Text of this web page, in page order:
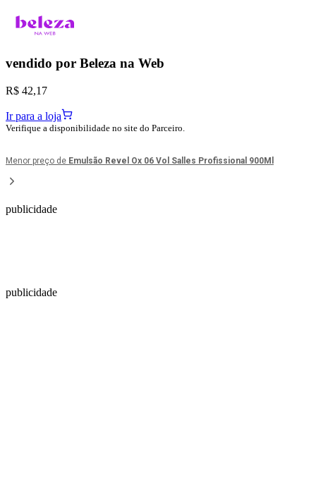
vendido por Beleza na Web
R$ 42,17
Ir para a loja
Verifique a disponibilidade no site do Parceiro.
Menor preço de Emulsão Revel Ox 06 Vol Salles Profissional 900Ml
publicidade
publicidade